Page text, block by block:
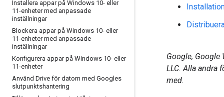
Installera appar på Windows 10- eller
11-enheter med anpassade
inställningar
Blockera appar på Windows 10- eller
11-enheter med anpassade
inställningar
Konfigurera appar på Windows 10- eller
11-enheter
Använd Drive för datorn med Googles
slutpunktshantering
Google, Google
LLC. Alla andra
med.